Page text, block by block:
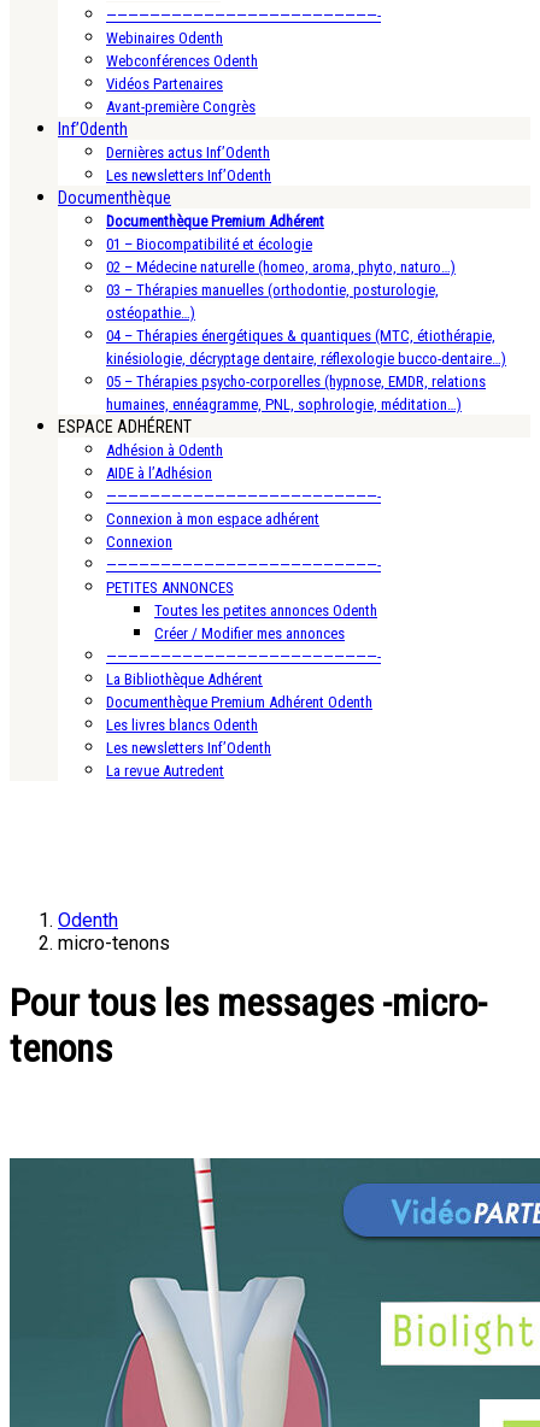
—————————————————————————-
Webinaires Odenth
Webconférences Odenth
Vidéos Partenaires
Avant-première Congrès
Inf’Odenth
Dernières actus Inf’Odenth
Les newsletters Inf’Odenth
Documenthèque
Documenthèque Premium Adhérent
01 – Biocompatibilité et écologie
02 – Médecine naturelle (homeo, aroma, phyto, naturo…)
03 – Thérapies manuelles (orthodontie, posturologie,
ostéopathie…)
04 – Thérapies énergétiques & quantiques (MTC, étiothérapie,
kinésiologie, décryptage dentaire, réflexologie bucco-dentaire…)
05 – Thérapies psycho-corporelles (hypnose, EMDR, relations
humaines, ennéagramme, PNL, sophrologie, méditation…)
ESPACE ADHÉRENT
Adhésion à Odenth
AIDE à l’Adhésion
—————————————————————————-
Connexion à mon espace adhérent
Connexion
—————————————————————————-
PETITES ANNONCES
Toutes les petites annonces Odenth
Créer / Modifier mes annonces
—————————————————————————-
La Bibliothèque Adhérent
Documenthèque Premium Adhérent Odenth
Les livres blancs Odenth
Les newsletters Inf’Odenth
La revue Autredent
Odenth
micro-tenons
Pour tous les messages -micro-
tenons